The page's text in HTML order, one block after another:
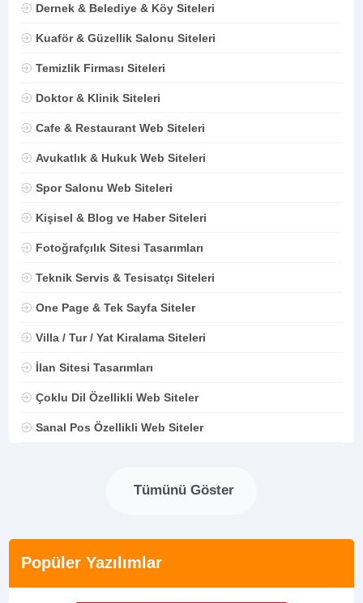
Dernek & Belediye & Köy Siteleri
Kuaför & Güzellik Salonu Siteleri
Temizlik Firması Siteleri
Doktor & Klinik Siteleri
Cafe & Restaurant Web Siteleri
Avukatlık & Hukuk Web Siteleri
Spor Salonu Web Siteleri
Kişisel & Blog ve Haber Siteleri
Fotoğrafçılık Sitesi Tasarımları
Teknik Servis & Tesisatçı Siteleri
One Page & Tek Sayfa Siteler
Villa / Tur / Yat Kiralama Siteleri
İlan Sitesi Tasarımları
Çoklu Dil Özellikli Web Siteler
Sanal Pos Özellikli Web Siteler
Tümünü Göster
Popüler Yazılımlar